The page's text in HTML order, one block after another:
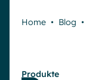
Home • Blog •
Produkte